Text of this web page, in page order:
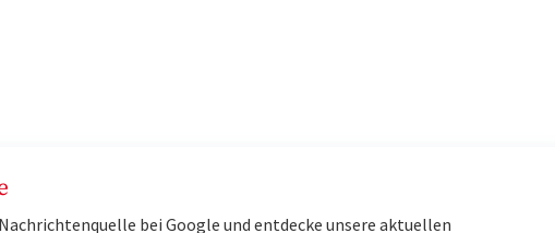
bei Google und entdecke unsere aktuellen